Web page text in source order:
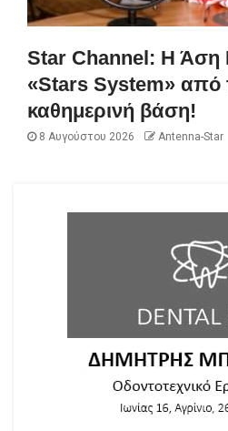
Star Channel: Η Άση
«Stars System» από
καθημερινή βάση!
8 Αυγούστου 2026 Antenna-Star